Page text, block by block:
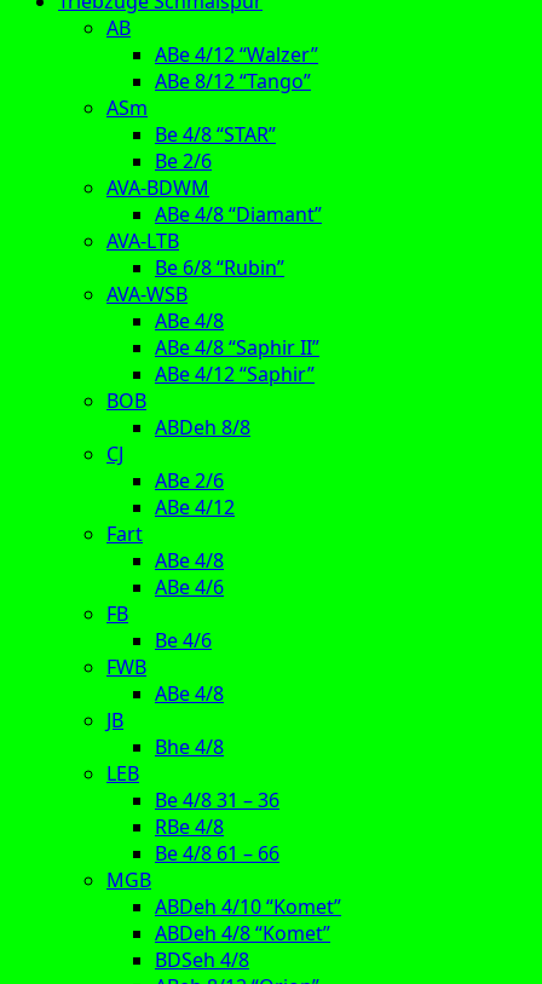
AB
ABe 4/12 “Walzer”
ABe 8/12 “Tango”
ASm
Be 4/8 “STAR”
Be 2/6
AVA-BDWM
ABe 4/8 “Diamant”
AVA-LTB
Be 6/8 “Rubin”
AVA-WSB
ABe 4/8
ABe 4/8 “Saphir II”
ABe 4/12 “Saphir”
BOB
ABDeh 8/8
CJ
ABe 2/6
ABe 4/12
Fart
ABe 4/8
ABe 4/6
FB
Be 4/6
FWB
ABe 4/8
JB
Bhe 4/8
LEB
Be 4/8 31 – 36
RBe 4/8
Be 4/8 61 – 66
MGB
ABDeh 4/10 “Komet”
ABDeh 4/8 “Komet”
BDSeh 4/8